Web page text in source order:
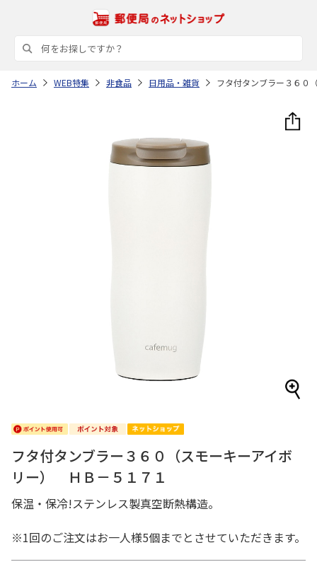
ホーム WEB特集 非食品 日用品・雑貨 フタ付タンブラー３６０
フタ付タンブラー３６０（スモーキーアイボ
リー） ＨＢ－５１７１
保温・保冷!ステンレス製真空断熱構造。
※1回のご注文はお一人様5個までとさせていただきます。